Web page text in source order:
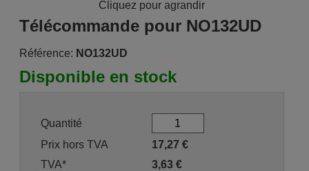
Cliquez pour agrandir
Télécommande pour NO132UD
Référence: NO132UD
Disponible en stock
Quantité
Prix hors TVA
17,27 €
TVA*
3,63€